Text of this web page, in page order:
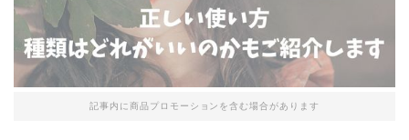
記事内に商品プロモーションを含む場合があります